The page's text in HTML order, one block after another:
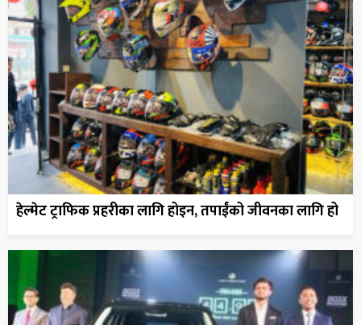
हेल्मेट ट्राफिक प्रहरीका लागि होइन, तपाईंको जीवनका लागि हो